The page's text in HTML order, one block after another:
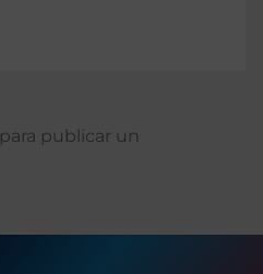
para publicar un